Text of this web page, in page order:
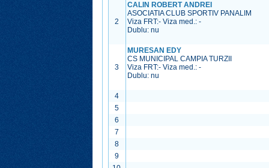
2
CALIN ROBERT ANDREI
ASOCIATIA CLUB SPORTIV PANALIM
Viza FRT:- Viza med.:-
Dublu: nu
3
MURESAN EDY
CS MUNICIPAL CAMPIA TURZII
Viza FRT:- Viza med.:-
Dublu: nu
4
5
6
7
8
9